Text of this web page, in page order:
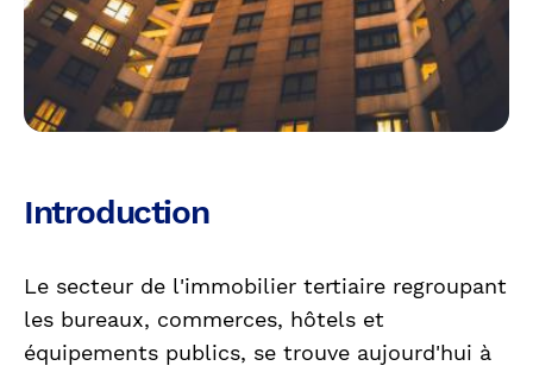
Introduction
Le secteur de l'immobilier tertiaire regroupant
les bureaux, commerces, hôtels et
équipements publics, se trouve aujourd'hui à